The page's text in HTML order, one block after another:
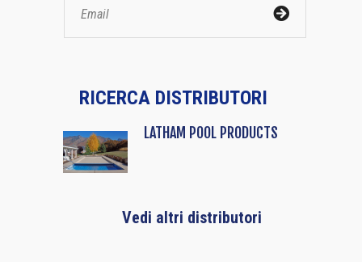
RICERCA DISTRIBUTORI
LATHAM POOL PRODUCTS
Vedi altri distributori